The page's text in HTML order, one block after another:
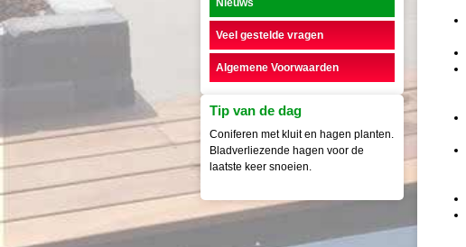
Nieuws
Veel gestelde vragen
Algemene Voorwaarden
Tip van de dag
Coniferen met kluit en hagen planten.
Bladverliezende hagen voor de
laatste keer snoeien.